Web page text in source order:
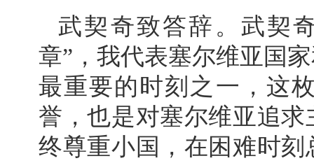
武契奇致答辞。武契
章”，我代表塞尔维亚国
最重要的时刻之一，这
誉，也是对塞尔维亚追
终尊重小国，在困难时